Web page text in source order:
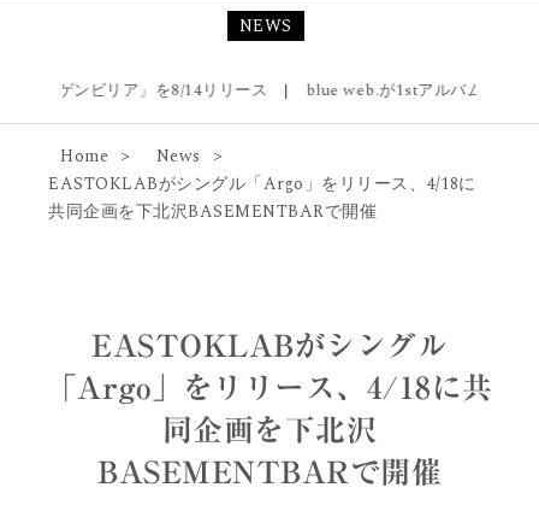
NEWS
ビリア」を8/14リリース | blue web.が1stアルバム『Blue
Home
News
EASTOKLABがシングル「Argo」をリリース、4/18に
共同企画を下北沢BASEMENTBARで開催
EASTOKLABがシングル
「Argo」をリリース、4/18に共
同企画を下北沢
BASEMENTBARで開催